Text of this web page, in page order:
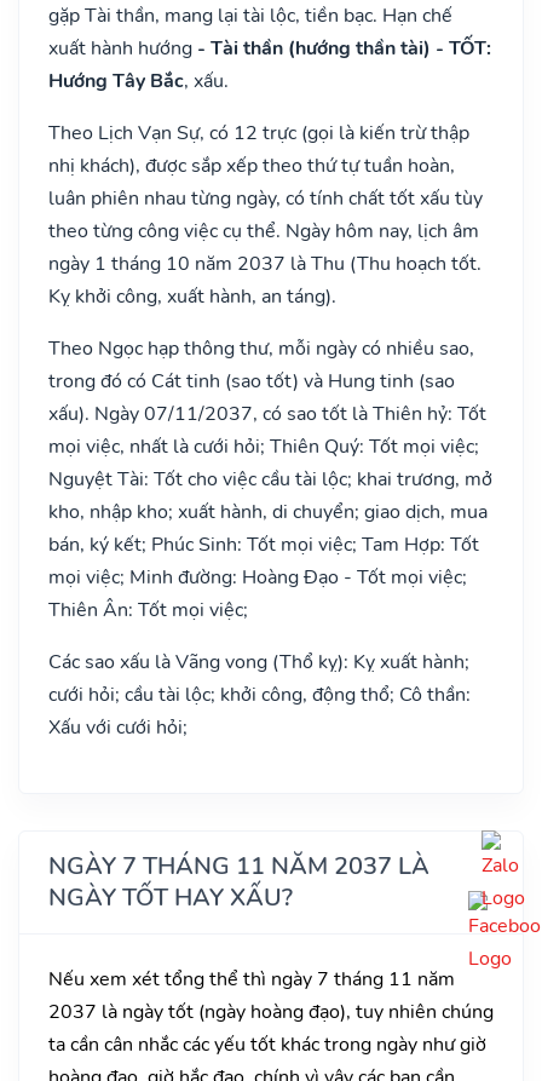
gặp Tài thần, mang lại tài lộc, tiền bạc. Hạn chế
xuất hành hướng - Tài thần (hướng thần tài) - TỐT:
Hướng Tây Bắc, xấu.
Theo Lịch Vạn Sự, có 12 trực (gọi là kiến trừ thập
nhị khách), được sắp xếp theo thứ tự tuần hoàn,
luân phiên nhau từng ngày, có tính chất tốt xấu tùy
theo từng công việc cụ thể. Ngày hôm nay, lịch âm
ngày 1 tháng 10 năm 2037 là Thu (Thu hoạch tốt.
Kỵ khởi công, xuất hành, an táng).
Theo Ngọc hạp thông thư, mỗi ngày có nhiều sao,
trong đó có Cát tinh (sao tốt) và Hung tinh (sao
xấu). Ngày 07/11/2037, có sao tốt là Thiên hỷ: Tốt
mọi việc, nhất là cưới hỏi; Thiên Quý: Tốt mọi việc;
Nguyệt Tài: Tốt cho việc cầu tài lộc; khai trương, mở
kho, nhập kho; xuất hành, di chuyển; giao dịch, mua
bán, ký kết; Phúc Sinh: Tốt mọi việc; Tam Hợp: Tốt
mọi việc; Minh đường: Hoàng Đạo - Tốt mọi việc;
Thiên Ân: Tốt mọi việc;
Các sao xấu là Vãng vong (Thổ kỵ): Kỵ xuất hành;
cưới hỏi; cầu tài lộc; khởi công, động thổ; Cô thần:
Xấu với cưới hỏi;
NGÀY 7 THÁNG 11 NĂM 2037 LÀ
NGÀY TỐT HAY XẤU?
Nếu xem xét tổng thể thì ngày 7 tháng 11 năm
2037 là ngày tốt (ngày hoàng đạo), tuy nhiên chúng
ta cần cân nhắc các yếu tốt khác trong ngày như giờ